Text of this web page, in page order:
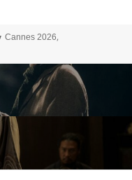
Catégories
Cannes 2026,